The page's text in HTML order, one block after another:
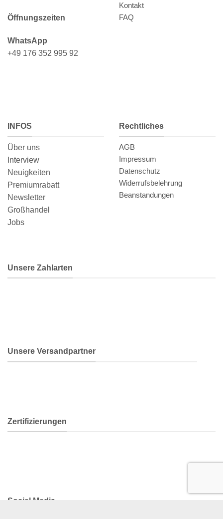
Öffnungszeiten
WhatsApp
+49 176 352 995 92
Kontakt
FAQ
INFOS
Über uns
Interview
Neuigkeiten
Premiumrabatt
Newsletter
Großhandel
Jobs
Rechtliches
AGB
Impressum
Datenschutz
Widerrufsbelehrung
Beanstandungen
Unsere Zahlarten
Unsere Versandpartner
Zertifizierungen
Social Media